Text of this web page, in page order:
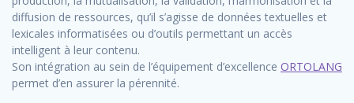
diffusion de ressources, qu’il s’agisse de données textuelles et
lexicales informatisées ou d’outils permettant un accès
intelligent à leur contenu.
Son intégration au sein de l’équipement d’excellence ORTOLANG
permet d’en assurer la pérennité.